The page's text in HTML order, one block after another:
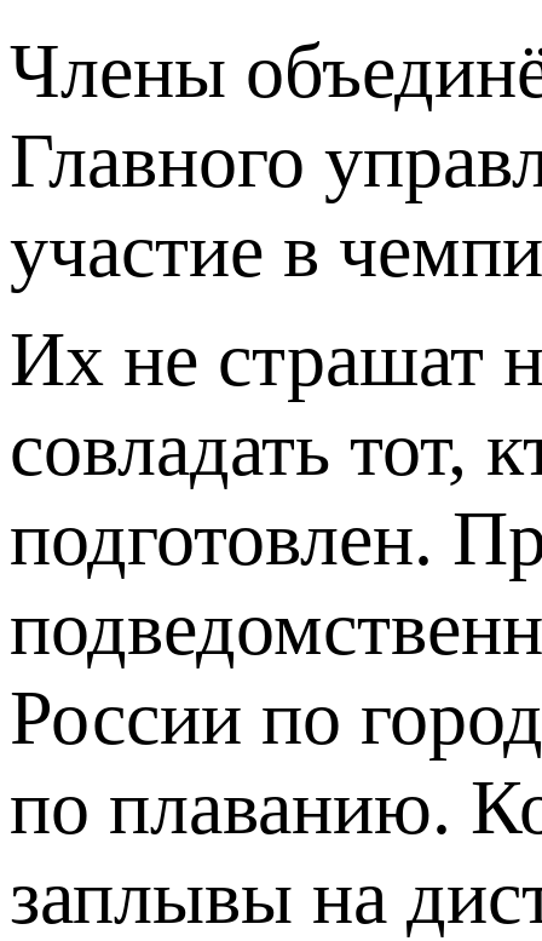
Члены
Главного
участие в
Их не страшат
совладать тот,
подготовлен.
России по
по плаванию.
заплывы на